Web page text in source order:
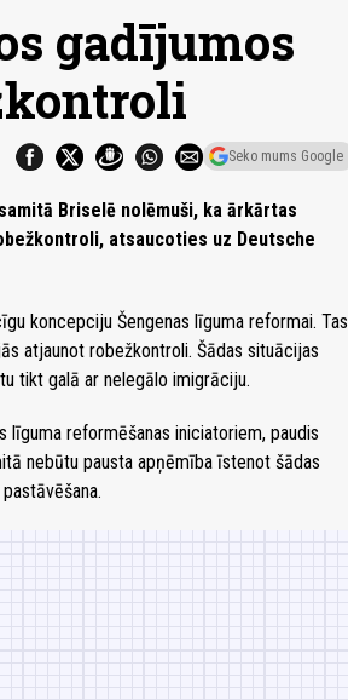
gadījumos
Seko mums Google
Briselē nolēmuši, ka ārkārtas
atsaucoties uz Deutsche
koncepciju Šengenas līguma reformai. Tas
atjaunot robežkontroli. Šādas situācijas
tikt galā ar nelegālo imigrāciju.
līguma reformēšanas iniciatoriem, paudis
nebūtu pausta apņēmība īstenot šādas